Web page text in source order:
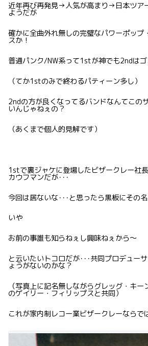
近年再び再発見→人気が高まり→日本ツア
ようだが
確かに全曲外れ無しの完璧なパワーポップ
スか！
普通パンク/NW系って1stが神でも2ndは
（てか1stのみで終わるパティーン多し）
2ndの方が良くなってるバンドなんてこの
いんじゃねぇの？
（あくまで個人的見解です）
1stで裏ジャケに登場したビザークレー社
カウフマンだが･･･
今回は居ないな･･･と思ったら黒板にその
いや
お前の事誰も知らねぇし興味ねぇから〜
と云いたいトコロだが･･･共同プロデュー
ょうがないのかな？
（写真上に記名無しながらグレッグ・キ
のゲイリー・フィリップスと共同）
これが家内制レコー業ビザークレーならで